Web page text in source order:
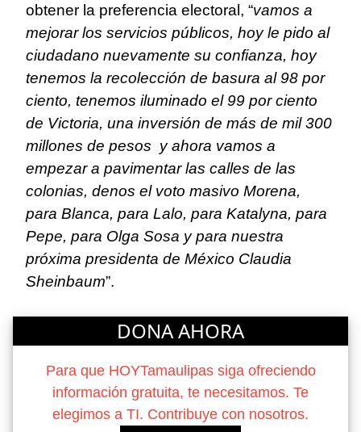
obtener la preferencia electoral, “vamos a
mejorar los servicios públicos, hoy le pido al
ciudadano nuevamente su confianza, hoy
tenemos la recolección de basura al 98 por
ciento, tenemos iluminado el 99 por ciento
de Victoria, una inversión de más de mil 300
millones de pesos y ahora vamos a
empezar a pavimentar las calles de las
colonias, denos el voto masivo Morena,
para Blanca, para Lalo, para Katalyna, para
Pepe, para Olga Sosa y para nuestra
próxima presidenta de México Claudia
Sheinbaum”.
DONA AHORA
Para que HOYTamaulipas siga ofreciendo
información gratuita, te necesitamos. Te
elegimos a TI. Contribuye con nosotros.